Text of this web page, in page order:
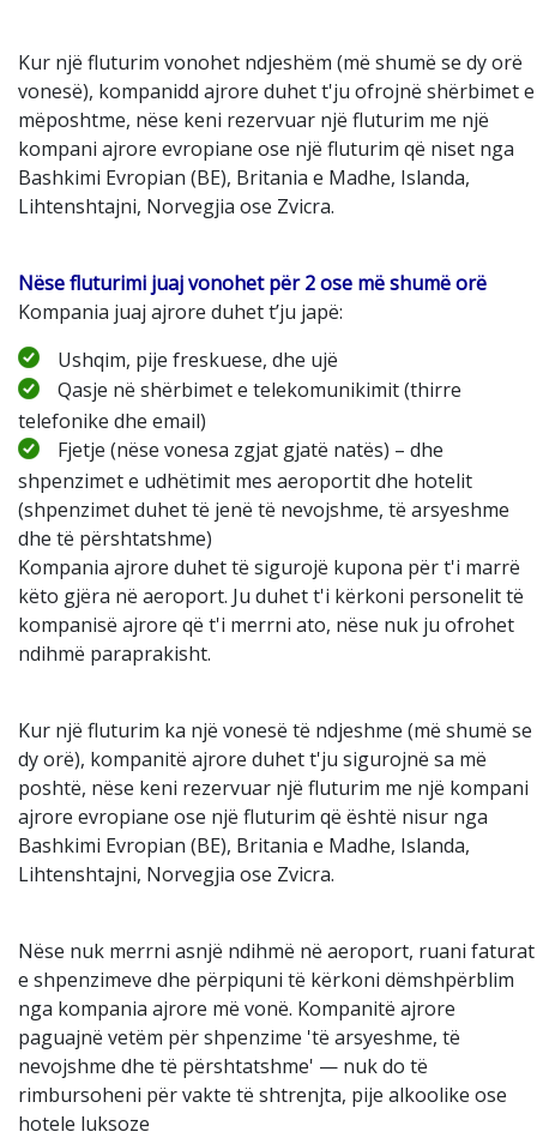
Kur një fluturim vonohet ndjeshëm (më shumë se dy orë
vonesë), kompanidd ajrore duhet t'ju ofrojnë shërbimet e
mëposhtme, nëse keni rezervuar një fluturim me një
kompani ajrore evropiane ose një fluturim që niset nga
Bashkimi Evropian (BE), Britania e Madhe, Islanda,
Lihtenshtajni, Norvegjia ose Zvicra.
Nëse fluturimi juaj vonohet për 2 ose më shumë orë
Kompania juaj ajrore duhet t’ju japë:
Ushqim, pije freskuese, dhe ujë
Qasje në shërbimet e telekomunikimit (thirre
telefonike dhe email)
Fjetje (nëse vonesa zgjat gjatë natës) – dhe
shpenzimet e udhëtimit mes aeroportit dhe hotelit
(shpenzimet duhet të jenë të nevojshme, të arsyeshme
dhe të përshtatshme)
Kompania ajrore duhet të sigurojë kupona për t'i marrë
këto gjëra në aeroport. Ju duhet t'i kërkoni personelit të
kompanisë ajrore që t'i merrni ato, nëse nuk ju ofrohet
ndihmë paraprakisht.
Kur një fluturim ka një vonesë të ndjeshme (më shumë se
dy orë), kompanitë ajrore duhet t'ju sigurojnë sa më
poshtë, nëse keni rezervuar një fluturim me një kompani
ajrore evropiane ose një fluturim që është nisur nga
Bashkimi Evropian (BE), Britania e Madhe, Islanda,
Lihtenshtajni, Norvegjia ose Zvicra.
Nëse nuk merrni asnjë ndihmë në aeroport, ruani faturat
e shpenzimeve dhe përpiquni të kërkoni dëmshpërblim
nga kompania ajrore më vonë. Kompanitë ajrore
paguajnë vetëm për shpenzime 'të arsyeshme, të
nevojshme dhe të përshtatshme' — nuk do të
rimbursoheni për vakte të shtrenjta, pije alkoolike ose
hotele luksoze